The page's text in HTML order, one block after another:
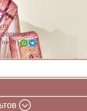
71-47
пн-пт)